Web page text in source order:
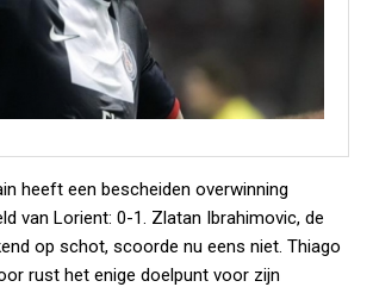
heeft een bescheiden overwinning
van Lorient: 0-1. Zlatan Ibrahimovic, de
op schot, scoorde nu eens niet. Thiago
rust het enige doelpunt voor zijn